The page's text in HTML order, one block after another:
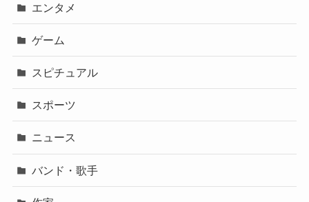
エンタメ
ゲーム
スピチュアル
スポーツ
ニュース
バンド・歌手